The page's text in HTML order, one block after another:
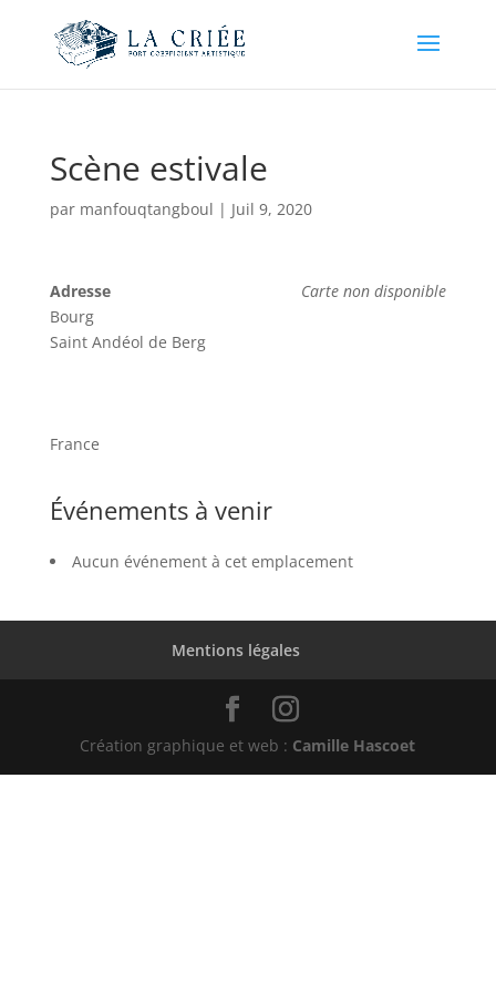
Scène estivale
par manfouqtangboul | Juil 9, 2020
Carte non disponible
Adresse
Bourg
Saint Andéol de Berg
France
Événements à venir
Aucun événement à cet emplacement
Mentions légales
Création graphique et web : Camille Hascoet